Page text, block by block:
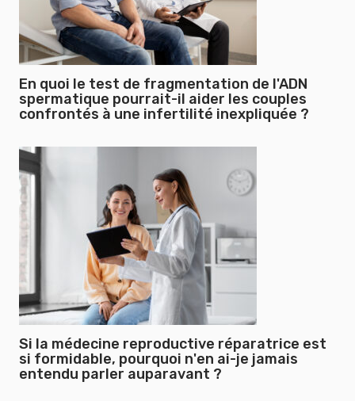
En quoi le test de fragmentation de l'ADN
spermatique pourrait-il aider les couples
confrontés à une infertilité inexpliquée ?
Si la médecine reproductive réparatrice est
si formidable, pourquoi n'en ai-je jamais
entendu parler auparavant ?